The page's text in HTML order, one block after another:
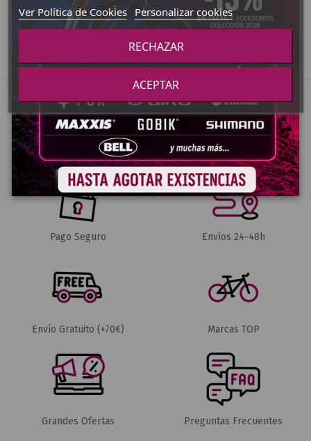
Ver Producto
Pago Seguro Envíos 24-48h
Envío Gratuito (+70€) Marcas TOP
Grandes Ofertas Preguntas Frecuentes
Ver Política de Cookies Personalizar cookies
RECHAZAR
ACEPTAR